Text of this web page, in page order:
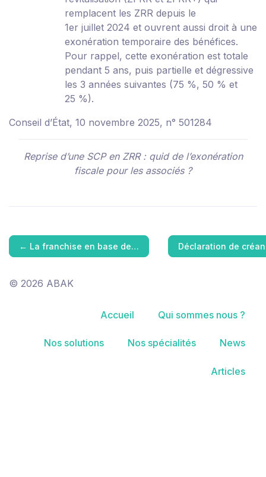
remplacent les ZRR depuis le
1er juillet 2024 et ouvrent aussi droit à une
exonération temporaire des bénéfices.
Pour rappel, cette exonération est totale
pendant 5 ans, puis partielle et dégressive
les 3 années suivantes (75 %, 50 % et
25 %).
Conseil d’État, 10 novembre 2025, n° 501284
Reprise d’une SCP en ZRR : quid de l’exonération
fiscale pour les associés ?
← La franchise en base de… Déclaration de
© 2026 ABAK
Accueil Qui sommes nous ?
Nos solutions Nos spécialités News
Articles